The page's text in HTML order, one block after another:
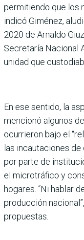
permitiendo que los
indicó Giménez,
2020 de Arnaldo
Secretaría Nacional
unidad que
En ese sentido, la
mencionó algunos
ocurrieron bajo el
las incautaciones
por parte de
el microtráfico y
hogares. “Ni hablar
producción
propuestas.